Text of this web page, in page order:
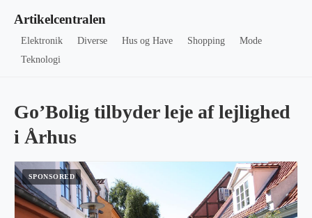
Artikelcentralen
Elektronik Diverse Hus og Have Shopping
Mode
Teknologi
Go’Bolig tilbyder leje af lejlighed
i Århus